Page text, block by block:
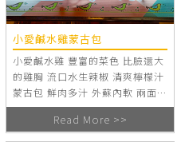
小愛鹹水雞蒙古包
小愛鹹水雞 豐富的菜色 比臉還大
的雞胸 流口水生辣椒 清爽檸檬汁
蒙古包 鮮肉多汁 外蘇內軟 兩面
脆皮 都是現煎起鍋 辣椒醬油吃了
回味 同學有優待喔
Read More >>